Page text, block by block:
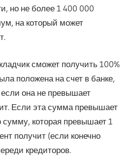
но не более 1 400 000
на который может
сможет получить 100%
положена на счет в банке,
она не превышает
Если эта сумма превышает
которая превышает 1
получит (если конечно
кредиторов.